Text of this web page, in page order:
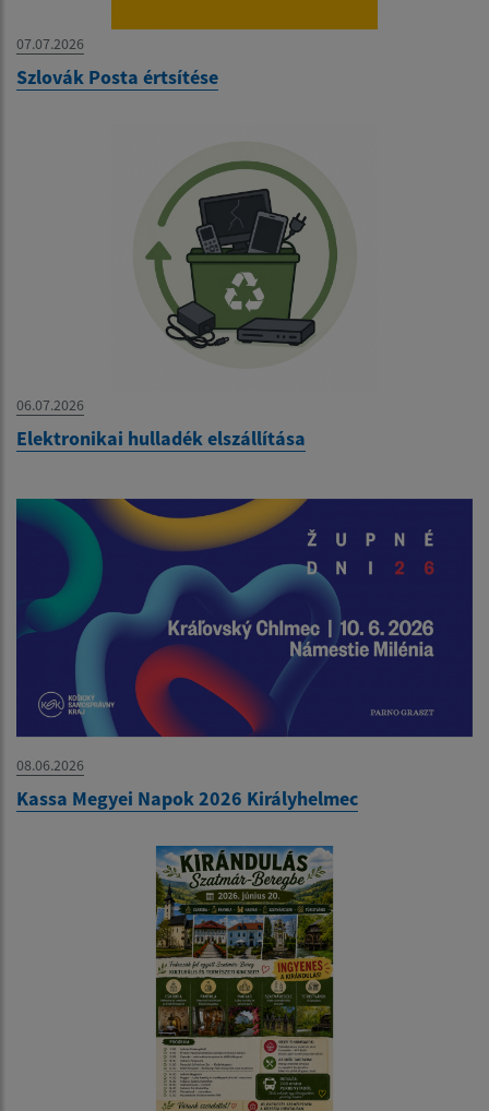
07.07.2026
Szlovák Posta értsítése
06.07.2026
Elektronikai hulladék elszállítása
08.06.2026
Kassa Megyei Napok 2026 Királyhelmec